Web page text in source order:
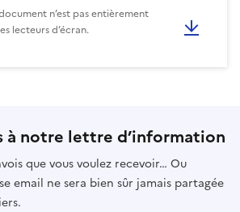
n’est pas entièrement
lecteurs d’écran.
à notre lettre d’information
que vous voulez recevoir… Ou
email ne sera bien sûr jamais partagée